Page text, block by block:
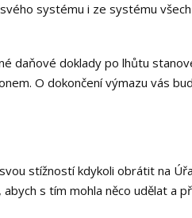
systému i ze systému všech
daňové doklady po lhůtu
O dokončení výmazu vás
stížností kdykoli obrátit na
s tím mohla něco udělat a